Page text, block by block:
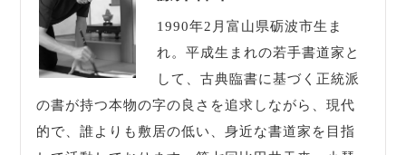
1990年2月富山県砺波市生ま
れ。平成生まれの若手書道家と
して、古典臨書に基づく正統派
の書が持つ本物の字の良さを追求しながら、現代
的で、誰よりも敷居の低い、身近な書道家を目指